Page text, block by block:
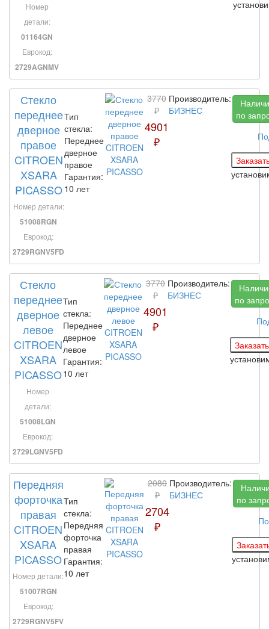
Номер
детали:
01164GN
Еврокод:
2729AGNMV
Стекло
переднее
дверное
правое
CITROEN
XSARA
PICASSO
Номер детали:
51008RGN
Еврокод:
2729RGNV5FD
Тип
стекла:
Переднее
дверное
правое
Гарантия:
10 лет
3770
₽
4901
₽
Производитель:
БИЗНЕС
по
Стекло
переднее
дверное
левое
CITROEN
XSARA
PICASSO
Номер
детали:
51008LGN
Еврокод:
2729LGNV5FD
Тип
стекла:
Переднее
дверное
левое
Гарантия:
10 лет
3770
₽
4901
₽
Производитель:
БИЗНЕС
по
Передняя
форточка
правая
CITROEN
XSARA
PICASSO
Номер детали:
51007RGN
Еврокод:
2729RGNV5FV
Тип
стекла:
Передняя
форточка
правая
Гарантия:
10 лет
2080
₽
2704
₽
Производитель:
БИЗНЕС
по